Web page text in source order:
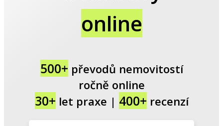
online
500+ převodů nemovitostí
ročně online
30+ let praxe | 400+ recenzí